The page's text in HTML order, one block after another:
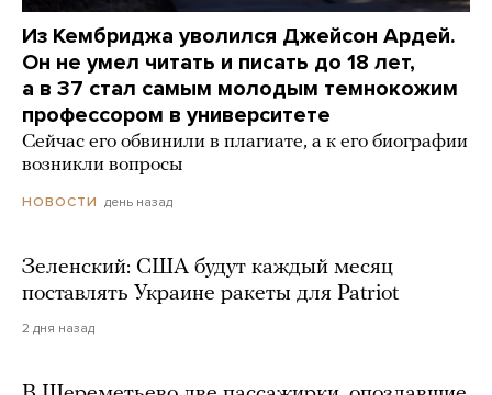
Из Кембриджа уволился Джейсон Ардей.
Он не умел читать и писать до 18 лет,
а в 37 стал самым молодым темнокожим
профессором в университете
Сейчас его обвинили в плагиате, а к его биографии
возникли вопросы
НОВОСТИ день назад
Зеленский: США будут каждый месяц
поставлять Украине ракеты для Patriot
2 дня назад